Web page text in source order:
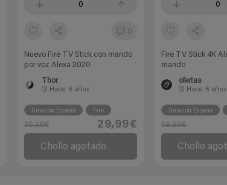
0
0
Nuevo Fire TV Stick con mando
por voz Alexa 2020
Thor
Hace 6 años
Amazon España Fire
39,99€ 29,99€
Chollo agotado
0
Fire TV Stick 4K
mando
ofertas
Hace 6 años
Amazon España
59,99€
Chollo